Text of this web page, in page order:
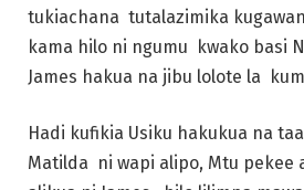
tukiachana tutalazimika
kama hilo ni ngumu kwako basi
James hakua na jibu lolote la
Hadi kufikia Usiku hakukua na
Matilda ni wapi alipo, Mtu pekee